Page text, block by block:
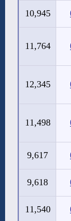
10,945
11,764
12,345
11,498
9,617
9,618
11,540